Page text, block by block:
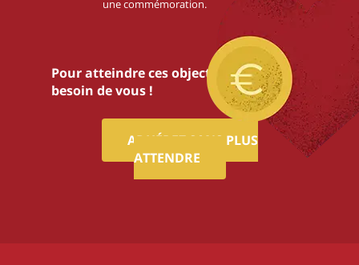
une commémoration.
Pour atteindre ces objectifs,nous avons
besoin de vous !
ADHÉREZ SANS PLUS
ATTENDRE